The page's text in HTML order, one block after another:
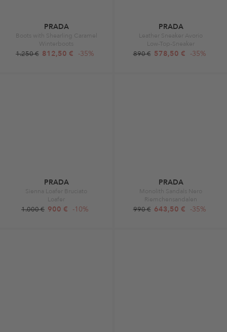
PRADA
Boots with Shearling Caramel
Winterboots
1.250 € 812,50 € -35%
PRADA
Leather Sneaker Avorio
Low-Top-Sneaker
890 € 578,50 € -35%
PRADA
Sienna Loafer Bruciato
Loafer
1.000 € 900 € -10%
PRADA
Monolith Sandals Nero
Riemchensandalen
990 € 643,50 € -35%